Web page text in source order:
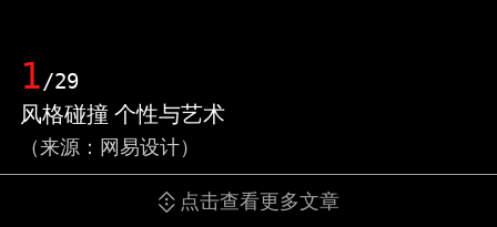
1/29
风格碰撞 个性与艺术
（来源：网易设计）
点击查看更多文章